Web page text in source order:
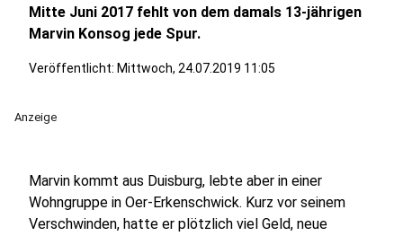
Mitte Juni 2017 fehlt von dem damals 13-jährigen
Marvin Konsog jede Spur.
Veröffentlicht: Mittwoch, 24.07.2019 11:05
Anzeige
Marvin kommt aus Duisburg, lebte aber in einer
Wohngruppe in Oer-Erkenschwick. Kurz vor seinem
Verschwinden, hatte er plötzlich viel Geld, neue